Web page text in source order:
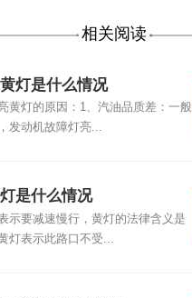
相关阅读
灯是什么情况
黄灯的原因：1、汽油品质差：一般
发动机故障灯亮...
是什么情况
示要减速慢行，黄灯的法律含义是
灯表示此路口不受...